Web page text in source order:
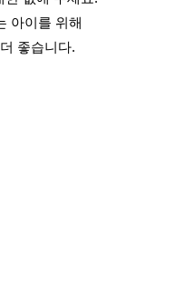
아이를 위해
좋습니다.